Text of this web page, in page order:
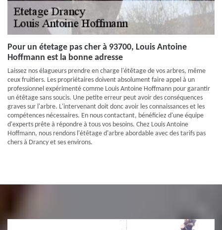
Pour un étetage pas cher à 93700, Louis Antoine
Hoffmann est la bonne adresse
Laissez nos élagueurs prendre en charge l'étêtage de vos arbres, même
ceux fruitiers. Les propriétaires doivent absolument faire appel à un
professionnel expérimenté comme Louis Antoine Hoffmann pour garantir
un étêtage sans soucis. Une petite erreur peut avoir des conséquences
graves sur l'arbre. L'intervenant doit donc avoir les connaissances et les
compétences nécessaires. En nous contactant, bénéficiez d'une équipe
d'experts prête à répondre à tous vos besoins. Chez Louis Antoine
Hoffmann, nous rendons l'étêtage d'arbre abordable avec des tarifs pas
chers à Drancy et ses environs.